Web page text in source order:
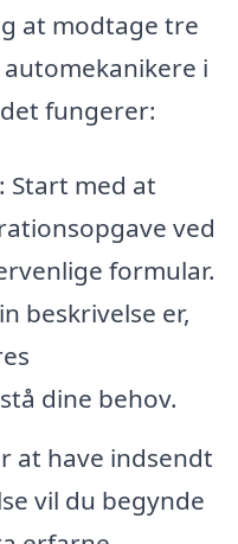
at modtage tre
i
fungerer:
Start med at
ved
formular.
beskrivelse er,
dine behov.
at have indsendt
vil du begynde